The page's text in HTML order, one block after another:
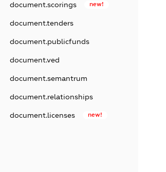
document.scorings new!
document.tenders
document.publicfunds
document.ved
document.semantrum
document.relationships
document.licenses new!